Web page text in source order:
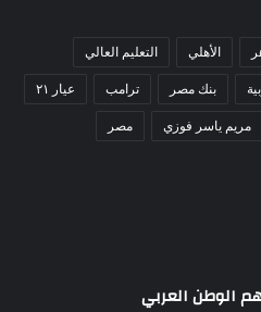
الأهلي التعليم العالي
بنك مصر ترامب عيار ٢١
مريم ياسر فوزي مصر
الوطن العربي